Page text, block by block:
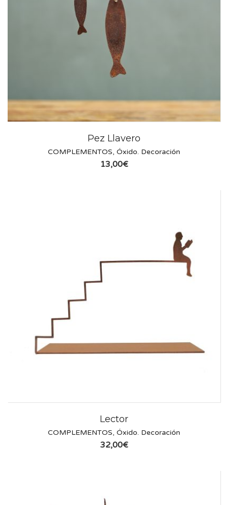
Pez Llavero
COMPLEMENTOS, Óxido. Decoración
13,00€
Lector
COMPLEMENTOS, Óxido. Decoración
32,00€